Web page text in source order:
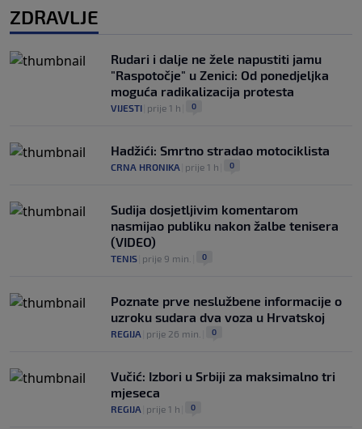
ZDRAVLJE
Rudari i dalje ne žele napustiti jamu
"Raspotočje" u Zenici: Od ponedjeljka
moguća radikalizacija protesta
VIJESTI prije 1 h 0
Hadžići: Smrtno stradao motociklista
CRNA HRONIKA prije 1 h 0
Sudija dosjetljivim komentarom
nasmijao publiku nakon žalbe tenisera
(VIDEO)
TENIS prije 9 min. 0
Poznate prve neslužbene informacije o
uzroku sudara dva voza u Hrvatskoj
REGIJA prije 26 min. 0
Vučić: Izbori u Srbiji za maksimalno tri
mjeseca
REGIJA prije 1 h 0